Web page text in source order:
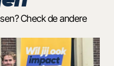
Check de andere